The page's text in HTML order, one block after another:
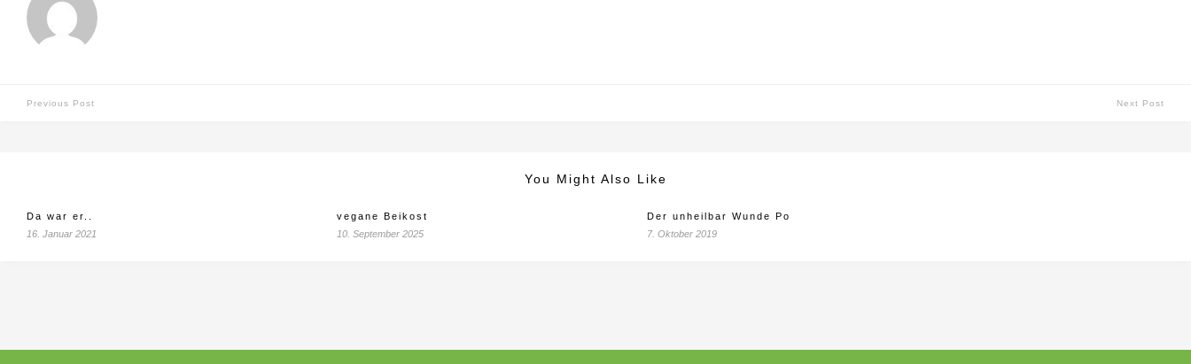
Previous Post Next Post
You Might Also Like
Da war er..
16. Januar 2021
vegane Beikost
10. September 2025
Der unheilbar Wunde Po
7. Oktober 2019